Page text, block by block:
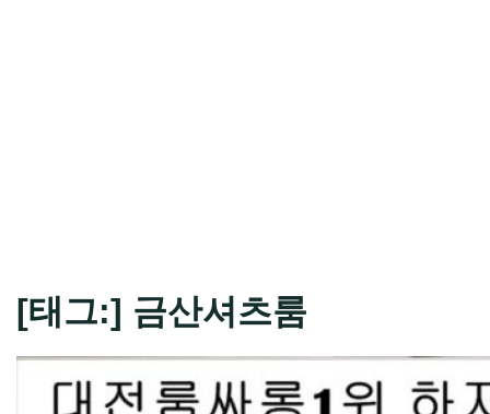
[태그:] 금산셔츠룸